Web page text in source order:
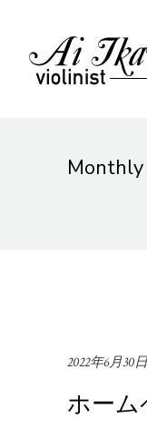
Monthly
2022年6月30日
ホーム